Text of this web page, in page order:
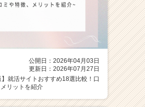
公開日：2026年04月03日
更新日：2026年07月27日
】就活サイトおすすめ18選比較！口
リットを紹介